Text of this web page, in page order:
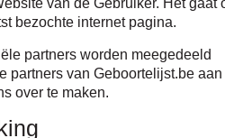
bezochte internet pagina.
partners worden meegedeeld
partners van Geboortelijst.be
over te maken.